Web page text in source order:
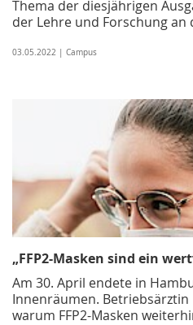
Thema der diesjährigen
der Lehre und Forschung an
03.05.2022 | Campus
„FFP2-Masken sind ein
Am 30. April endete in
Innenräumen. Betriebsärztin
warum FFP2-Masken